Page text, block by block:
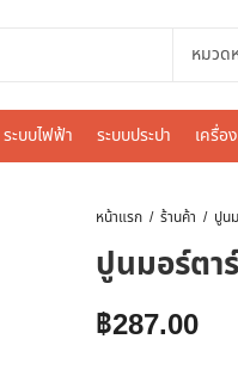
ระบบไฟฟ้า ระบบประปา เครื่อ
หน้าแรก ร้านค้า ปูน
ปูนมอร์ตา
฿287.00